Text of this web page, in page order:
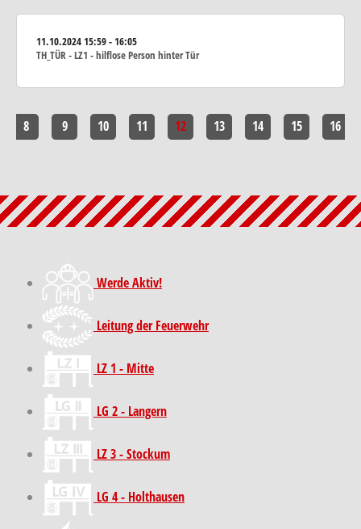
11.10.202415:59 - 16:05
TH_TÜR - LZ1 - hilflose Person hinter Tür
8 9 10 11 12 13 14 15 16
Werde Aktiv!
Leitung der Feuerwehr
LZ 1 - Mitte
LG 2 - Langern
LZ 3 - Stockum
LG 4 - Holthausen